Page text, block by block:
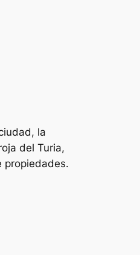
la
del Turia,
propiedades.